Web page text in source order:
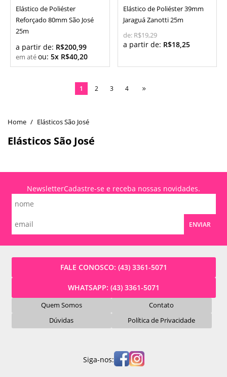
Elásticos São José
Elásticos São José
Elástico de Poliéster
Reforçado 80mm São José
25m
a partir de: R$200,99
ou: 5x R$40,20
Elástico de Poliéster 39mm
Jaraguá Zanotti 25m
de: R$19,29
a partir de: R$18,25
1 2 3 4
NewsletterCadastre-se e receba nossas novidades.
ENVIAR
FALE CONOSCO: (43) 3361-5071
WHATSAPP: (43) 3361-5071
Quem Somos
Contato
Dúvidas
Política de Privacidade
Siga-nos: